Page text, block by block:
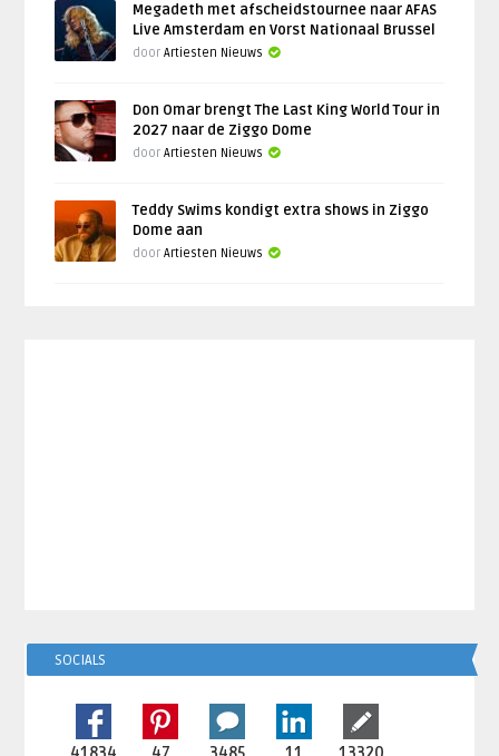
Megadeth met afscheidstournee naar AFAS
Live Amsterdam en Vorst Nationaal Brussel
doorArtiesten Nieuws
Don Omar brengt The Last King World Tour in
2027 naar de Ziggo Dome
doorArtiesten Nieuws
Teddy Swims kondigt extra shows in Ziggo
Dome aan
doorArtiesten Nieuws
SOCIALS